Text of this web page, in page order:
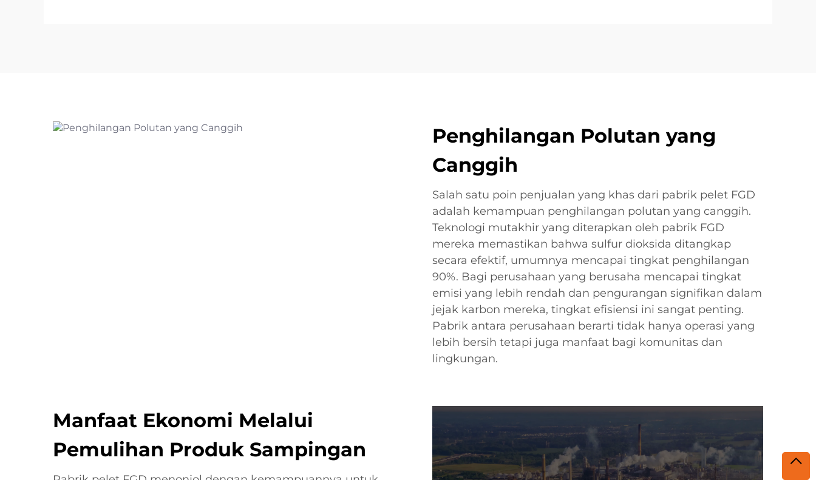
Penghilangan Polutan yang
Canggih
Salah satu poin penjualan yang khas dari pabrik pelet FGD
adalah kemampuan penghilangan polutan yang canggih.
Teknologi mutakhir yang diterapkan oleh pabrik FGD
mereka memastikan bahwa sulfur dioksida ditangkap
secara efektif, umumnya mencapai tingkat penghilangan
90%. Bagi perusahaan yang berusaha mencapai tingkat
emisi yang lebih rendah dan pengurangan signifikan dalam
jejak karbon mereka, tingkat efisiensi ini sangat penting.
Pabrik antara perusahaan berarti tidak hanya operasi yang
lebih bersih tetapi juga manfaat bagi komunitas dan
lingkungan.
Manfaat Ekonomi Melalui
Pemulihan Produk Sampingan